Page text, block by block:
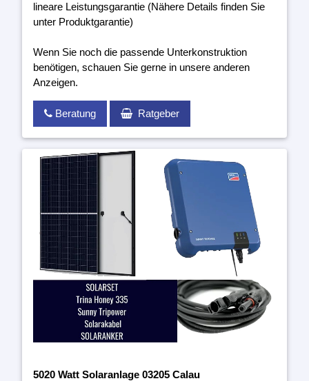
lineare Leistungsgarantie (Nähere Details finden Sie
unter Produktgarantie)
Wenn Sie noch die passende Unterkonstruktion
benötigen, schauen Sie gerne in unsere anderen
Anzeigen.
Beratung Ratgeber
5020 Watt Solaranlage 03205 Calau